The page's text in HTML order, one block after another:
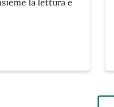
la lettura e
DI INTERESSE: